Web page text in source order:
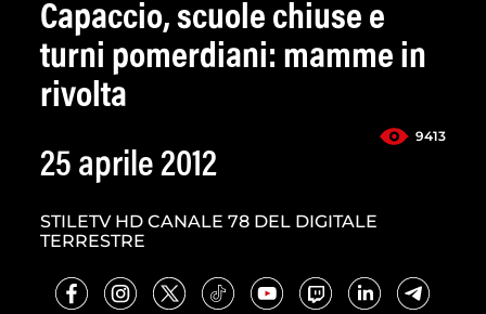
Capaccio, scuole chiuse e
turni pomerdiani: mamme in
rivolta
9413
25 aprile 2012
STILETV HD CANALE 78 DEL DIGITALE
TERRESTRE